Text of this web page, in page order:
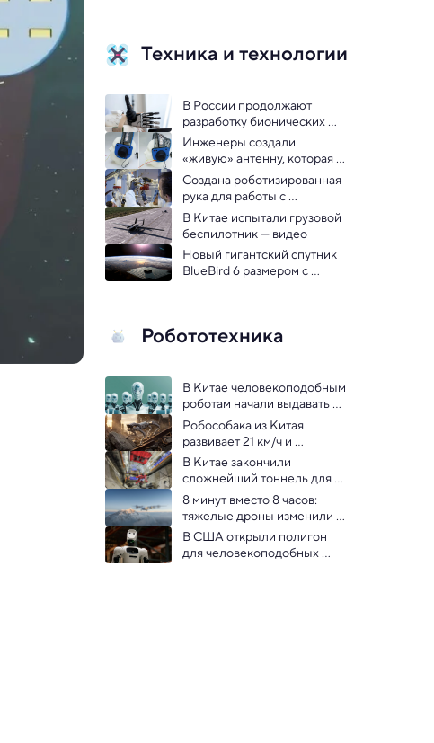
Техника и технологии
В России продолжают
разработку бионических
протезов с повышенной
чувствительностью
Инженеры создали
«живую» антенну, которая
меняет форму и
настраивается сама
Создана роботизированная
рука для работы с
образцами в космосе
В Китае испытали грузовой
беспилотник — видео
Новый гигантский спутник
BlueBird 6 размером с
Робототехника
В Китае человекоподобным
роботам начали выдавать
цифровые удостоверения
личности
Робособака из Китая
развивает 21 км/ч и
преодолевает бездорожье:
видео
В Китае закончили
сложнейший тоннель для
скоростных поездов под
Янцзы: видео
8 минут вместо 8 часов:
тяжелые дроны изменили
покорение Эвереста
В США открыли полигон
для человекоподобных